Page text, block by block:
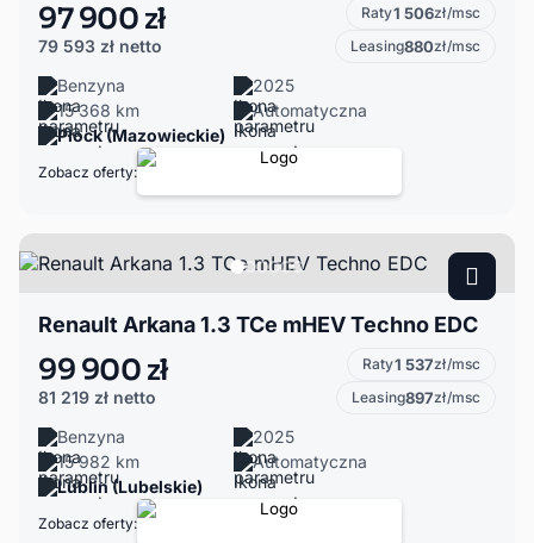
97 900 zł
79 593 zł netto
Raty1 506zł/msc
Leasing880zł/msc
Benzyna
2025
15 368 km
Automatyczna
Płock (Mazowieckie)
Zobacz oferty:
Renault Arkana 1.3 TCe mHEV Techno EDC
99 900 zł
81 219 zł netto
Raty1 537zł/msc
Leasing897zł/msc
Benzyna
2025
15 982 km
Automatyczna
Lublin (Lubelskie)
Zobacz oferty: